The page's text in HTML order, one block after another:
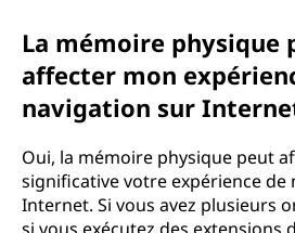
La mémoire physique
affecter mon
navigation sur
Oui, la mémoire physique peut
significative votre expérience de
Internet. Si vous avez plusieurs